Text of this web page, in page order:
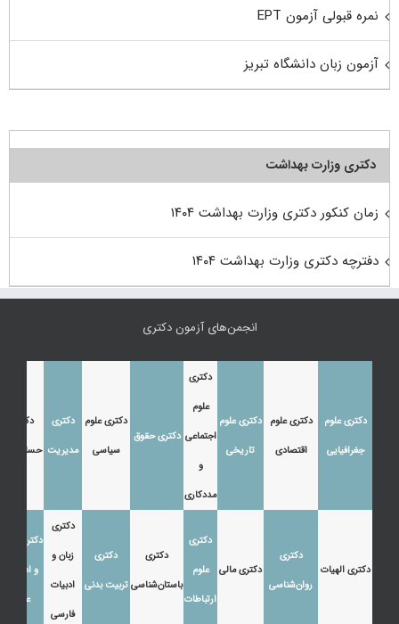
نمره قبولی آزمون EPT
آزمون زبان دانشگاه تبریز
دکتری وزارت بهداشت
زمان کنکور دکتری وزارت بهداشت ۱۴۰۴
دفترچه دکتری وزارت بهداشت ۱۴۰۴
انجمن‌های آزمون دکتری
دکتری علوم
جغرافیایی
دکتری علوم
اقتصادی
دکتری علوم
تاریخی
دکتری
علوم
اجتماعی
و
مددکاری
دکتری حقوق
دکتری علوم
سیاسی
دکتری
مدیریت
دکتری
حسابداری
دکتری الهیات
دکتری
روان‌شناسی
دکتری مالی
دکتری
علوم
ارتباطات
دکتری
باستان‌شناسی
دکتری
تربیت بدنی
دکتری
زبان و
ادبیات
فارسی
دکتری زبان
و ادبیات
عرب